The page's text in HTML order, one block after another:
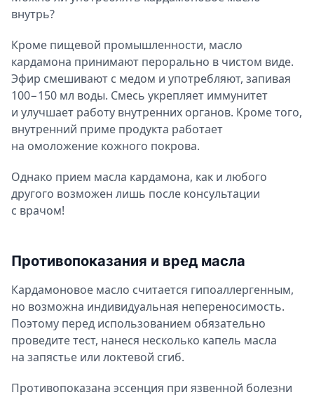
внутрь?
Кроме пищевой промышленности, масло
кардамона принимают перорально в чистом виде.
Эфир смешивают с медом и употребляют, запивая
100−150 мл воды. Смесь укрепляет иммунитет
и улучшает работу внутренних органов. Кроме того,
внутренний приме продукта работает
на омоложение кожного покрова.
Однако прием масла кардамона, как и любого
другого возможен лишь после консультации
с врачом!
Противопоказания и вред масла
Кардамоновое масло считается гипоаллергенным,
но возможна индивидуальная непереносимость.
Поэтому перед использованием обязательно
проведите тест, нанеся несколько капель масла
на запястье или локтевой сгиб.
Противопоказана эссенция при язвенной болезни